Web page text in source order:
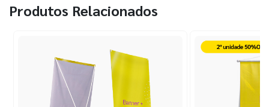
Produtos Relacionados